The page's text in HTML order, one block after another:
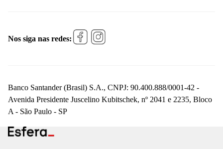
Nos siga nas redes:
Banco Santander (Brasil) S.A., CNPJ: 90.400.888/0001-42 -
Avenida Presidente Juscelino Kubitschek, nº 2041 e 2235, Bloco
A - São Paulo - SP